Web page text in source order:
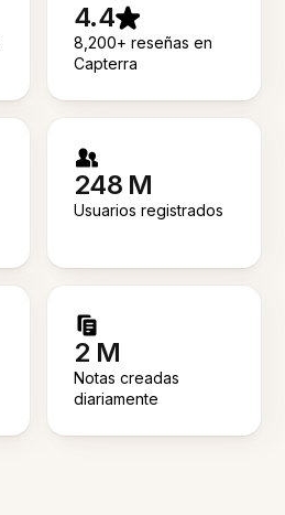
4.4
8,200+ reseñas en
Capterra
248 M
Usuarios registrados
2 M
Notas creadas
diariamente